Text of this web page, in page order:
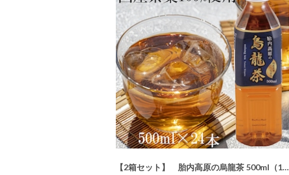
【2箱セット】 胎内高原の烏龍茶 500ml（1箱：24本入）